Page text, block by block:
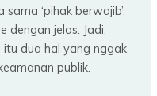
‘pihak berwajib’,
dengan jelas. Jadi,
itu dua hal yang nggak
publik.